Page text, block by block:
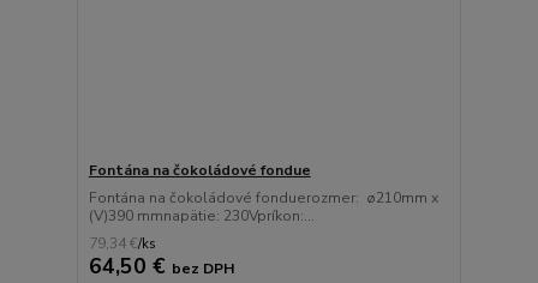
Fontána na čokoládové fondue
Fontána na čokoládové fonduerozmer: ø210mm x
(V)390 mmnapätie: 230Vpríkon:...
79,34 €/ks
64,50 € bez DPH